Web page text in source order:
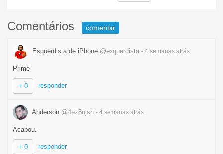
Comentários comentar
Esquerdista de iPhone @esquerdista - 4 semanas atrás
Prime
+ 0 responder
Anderson @4ez8ujsh - 4 semanas atrás
Acabou.
+ 0 responder